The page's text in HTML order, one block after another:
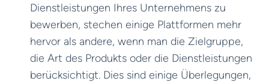
Dienstleistungen Ihres Unternehmens zu
bewerben, stechen einige Plattformen mehr
hervor als andere, wenn man die Zielgruppe,
die Art des Produkts oder die Dienstleistungen
berücksichtigt. Dies sind einige Überlegungen,